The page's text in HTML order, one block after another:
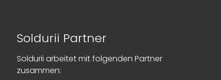
Soldurii Partner
Soldurii arbeitet mit folgenden Partner
zusammen: